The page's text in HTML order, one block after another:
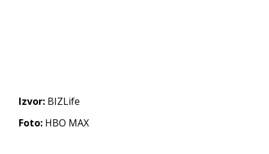
Izvor: BIZLife
Foto: HBO MAX